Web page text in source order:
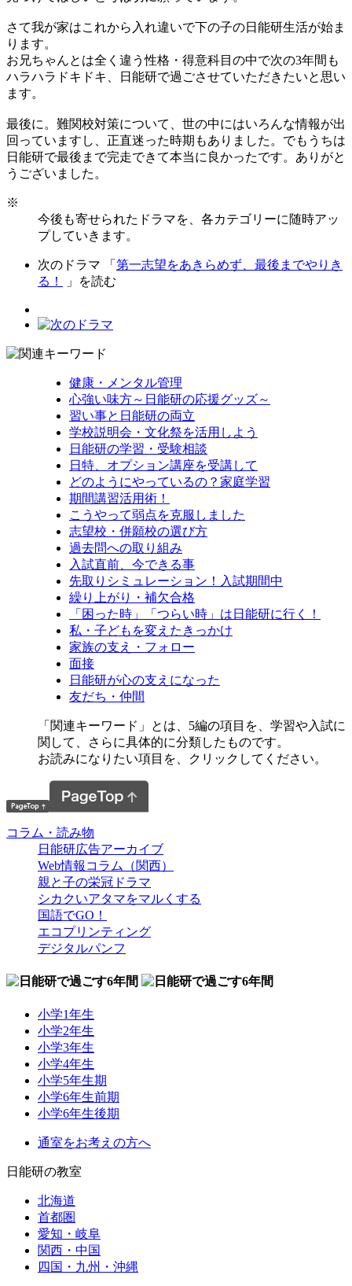
さて我が家はこれから入れ違いで下の子の日能研生活が始ま
ります。
お兄ちゃんとは全く違う性格・得意科目の中で次の3年間も
ハラハラドキドキ、日能研で過ごさせていただきたいと思い
ます。
最後に。難関校対策について、世の中にはいろんな情報が出
回っていますし、正直迷った時期もありました。でもうちは
日能研で最後まで完走できて本当に良かったです。ありがと
うございました。
※
今後も寄せられたドラマを、各カテゴリーに随時アッ
プしていきます。
次のドラマ 「 第一志望をあきらめず、最後までやりき
る！
」を読む
健康・メンタル管理
心強い味方～日能研の応援グッズ～
習い事と日能研の両立
学校説明会・文化祭を活用しよう
日能研の学習・受験相談
日特、オプション講座を受講して
どのようにやっているの？家庭学習
期間講習活用術！
こうやって弱点を克服しました
志望校・併願校の選び方
過去問への取り組み
入試直前、今できる事
先取りシミュレーション！入試期間中
繰り上がり・補欠合格
「困った時」「つらい時」は日能研に行く！
私・子どもを変えたきっかけ
家族の支え・フォロー
面接
日能研が心の支えになった
友だち・仲間
「関連キーワード」とは、5編の項目を、学習や入試に
関して、さらに具体的に分類したものです。
お読みになりたい項目を、クリックしてください。
コラム・読み物
日能研広告アーカイブ
Web情報コラム（関西）
親と子の栄冠ドラマ
シカクいアタマをマルくする
国語でGO！
エコプリンティング
デジタルパンフ
小学1年生
小学2年生
小学3年生
小学4年生
小学5年生期
小学6年生前期
小学6年生後期
通室をお考えの方へ
日能研の教室
北海道
首都圏
愛知・岐阜
関西・中国
四国・九州・沖縄